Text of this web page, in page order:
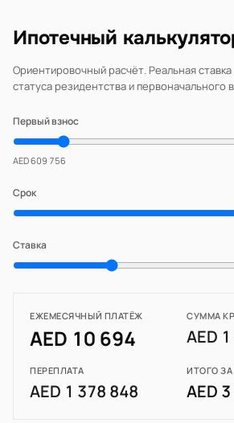
Ипотечный
Ориентировочный расчёт. Реальная ставка
статуса резидентства и первоначального
Первый взнос
AED 609 756
Срок
Ставка
ЕЖЕМЕСЯЧНЫЙ ПЛАТЁЖ
AED 10 694
СУММА
AED
ПЕРЕПЛАТА
AED 1 378 848
ИТОГО
AED